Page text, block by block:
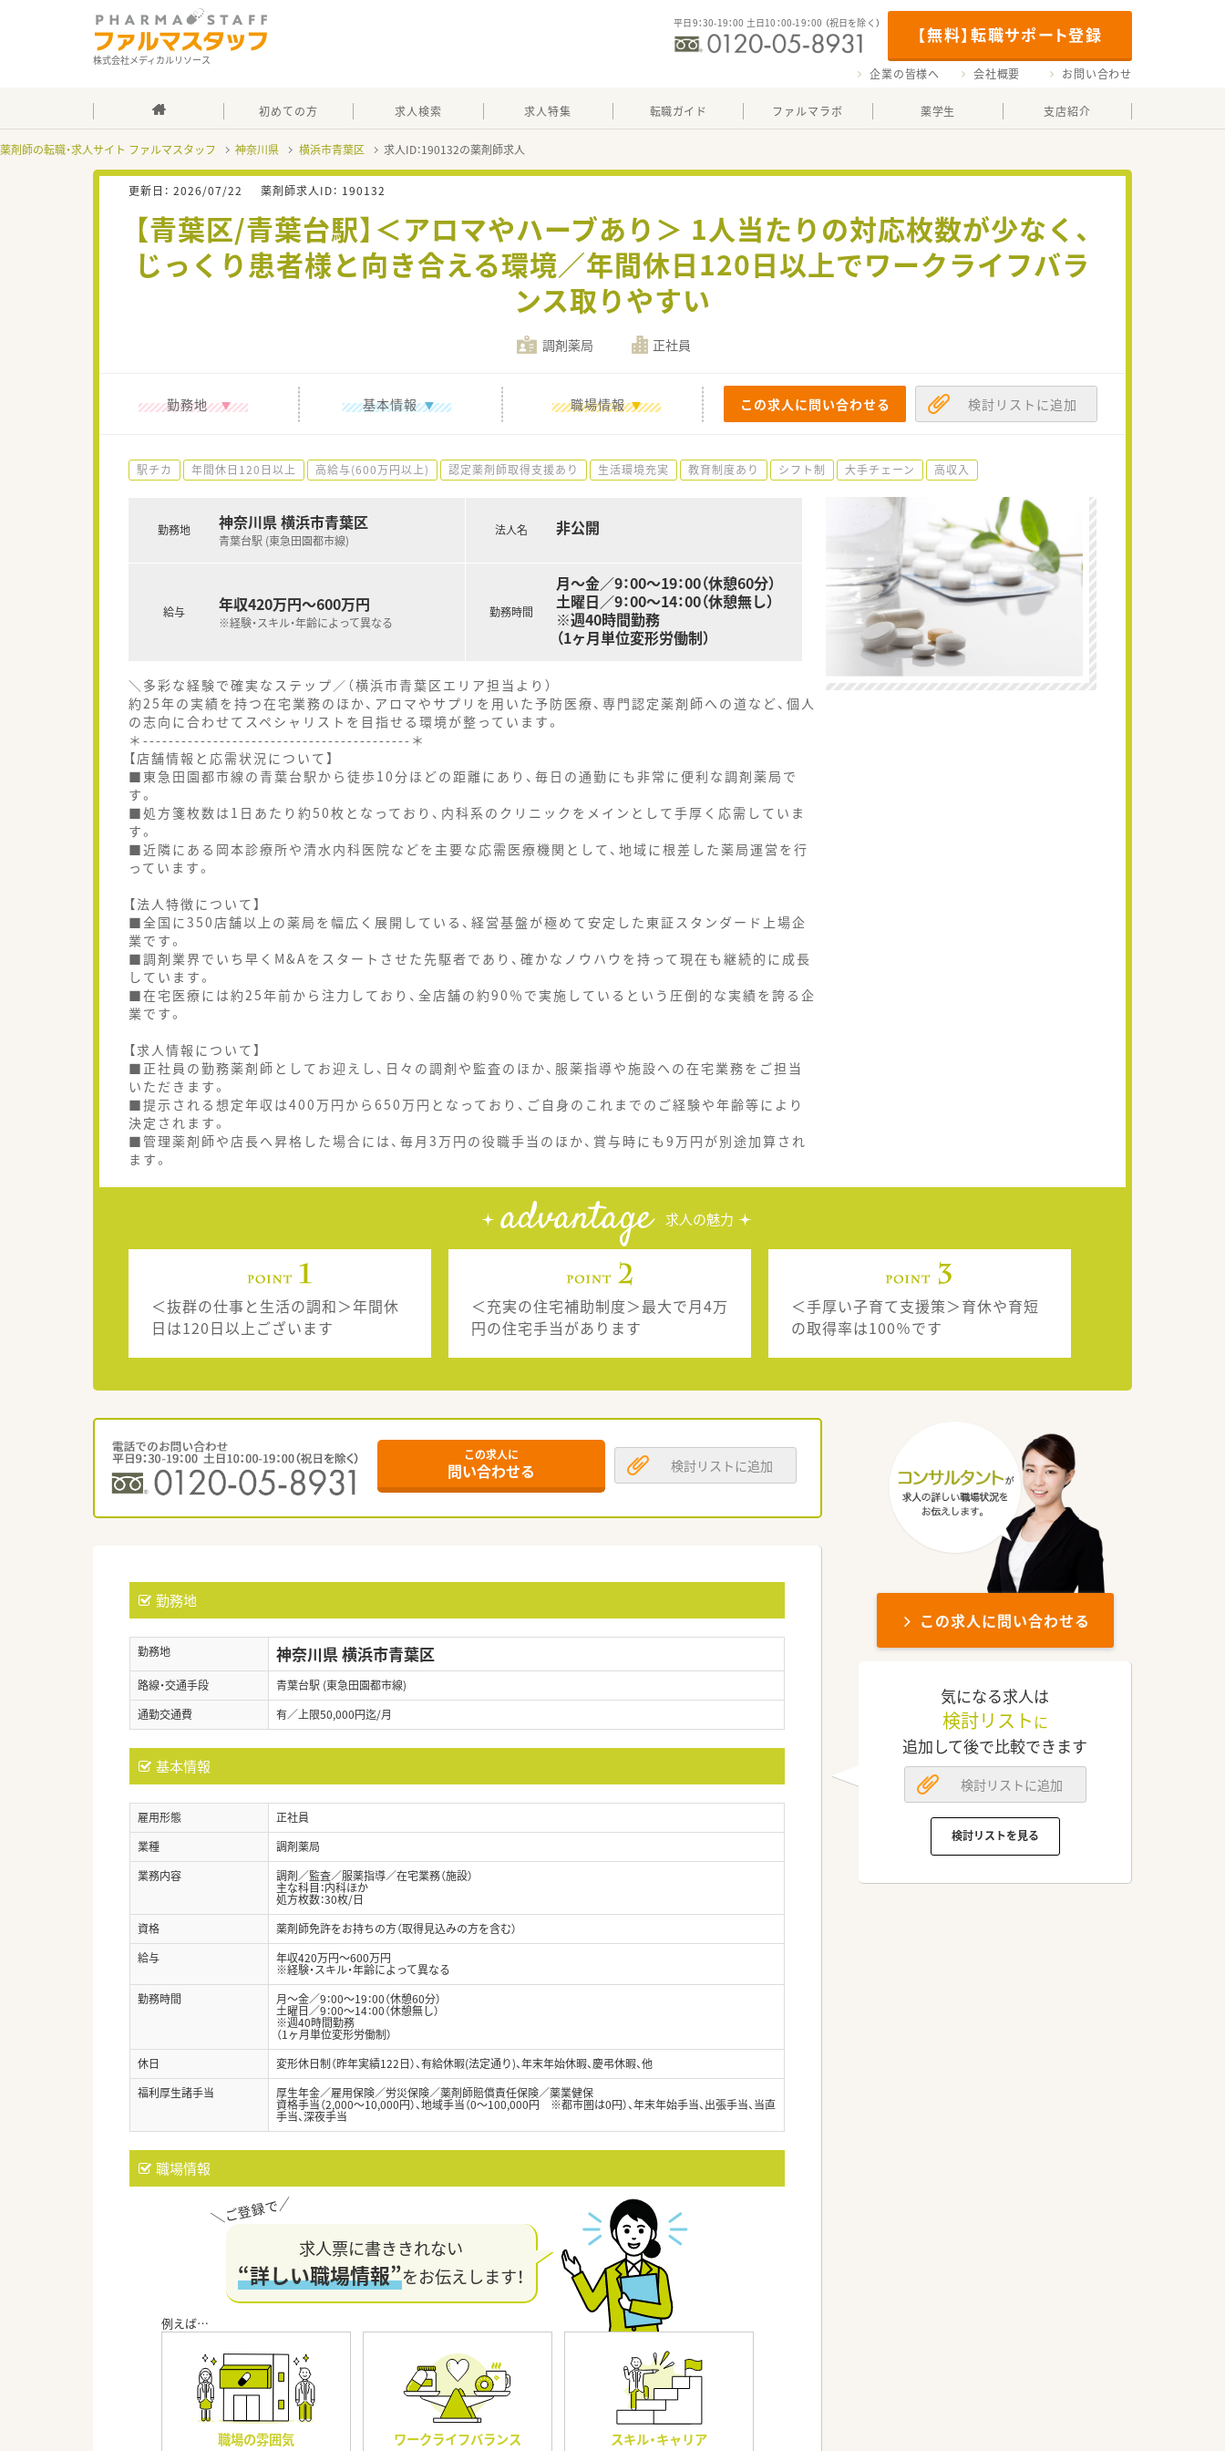
株式会社メディカルリソース
【無料】転職サポート登録
平日9：30-19：00 土日10：00-19：00 （祝日を除く）
企業の皆様へ 会社概要 お問い合わせ
初めての方 求人検索 求人特集 転職ガイド ファルマラボ 薬学生 支店紹介
薬剤師の転職・求人サイト ファルマスタッフ 神奈川県 横浜市青葉区 求人ID：190132の薬剤師求人
更新日： 2026/07/22 薬剤師求人ID： 190132
【青葉区/青葉台駅】＜アロマやハーブあり＞ 1人当たりの対応枚数が少なく、
じっくり患者様と向き合える環境／年間休日120日以上でワークライフバラ
ンス取りやすい
調剤薬局 正社員
勤務地 基本情報 職場情報 この求人に問い合わせる 検討リストに追加
駅チカ 年間休日120日以上 高給与(600万円以上) 認定薬剤師取得支援あり 生活環境充実 教育制度あり シフト制 大手チェーン 高収入
勤務地 神奈川県 横浜市青葉区
青葉台駅 (東急田園都市線)
給与 年収420万円～600万円
※経験・スキル・年齢によって異なる
法人名 非公開
勤務時間
月～金／9：00～19：00（休憩60分）
土曜日／9：00～14：00（休憩無し）
※週40時間勤務
（1ヶ月単位変形労働制）
＼多彩な経験で確実なステップ／（横浜市青葉区エリア担当より）
約25年の実績を持つ在宅業務のほか、アロマやサプリを用いた予防医療、専門認定薬剤師への道など、個人
の志向に合わせてスペシャリストを目指せる環境が整っています。
＊------------------------------------------＊
【店舗情報と応需状況について】
■東急田園都市線の青葉台駅から徒歩10分ほどの距離にあり、毎日の通勤にも非常に便利な調剤薬局で
す。
■処方箋枚数は1日あたり約50枚となっており、内科系のクリニックをメインとして手厚く応需していま
す。
■近隣にある岡本診療所や清水内科医院などを主要な応需医療機関として、地域に根差した薬局運営を行
っています。
【法人特徴について】
■全国に350店舗以上の薬局を幅広く展開している、経営基盤が極めて安定した東証スタンダード上場企
業です。
■調剤業界でいち早くM&Aをスタートさせた先駆者であり、確かなノウハウを持って現在も継続的に成長
しています。
■在宅医療には約25年前から注力しており、全店舗の約90％で実施しているという圧倒的な実績を誇る企
業です。
【求人情報について】
■正社員の勤務薬剤師としてお迎えし、日々の調剤や監査のほか、服薬指導や施設への在宅業務をご担当
いただきます。
■提示される想定年収は400万円から650万円となっており、ご自身のこれまでのご経験や年齢等により
決定されます。
■管理薬剤師や店長へ昇格した場合には、毎月3万円の役職手当のほか、賞与時にも9万円が別途加算され
ます。
advantage 求人の魅力
＜抜群の仕事と生活の調和＞年間休
日は120日以上ございます
＜充実の住宅補助制度＞最大で月4万
円の住宅手当があります
＜手厚い子育て支援策＞育休や育短
の取得率は100％です
この求人に
問い合わせる 検討リストに追加
勤務地
勤務地 神奈川県 横浜市青葉区
路線・交通手段
青葉台駅 (東急田園都市線)
通勤交通費
有／上限50,000円迄/月
基本情報
雇用形態
正社員
業種
調剤薬局
業務内容
調剤／監査／服薬指導／在宅業務（施設）
主な科目：内科ほか
処方枚数：30枚/日
資格
薬剤師免許をお持ちの方（取得見込みの方を含む）
給与
年収420万円～600万円
※経験・スキル・年齢によって異なる
勤務時間
月～金／9：00～19：00（休憩60分）
土曜日／9：00～14：00（休憩無し）
※週40時間勤務
（1ヶ月単位変形労働制）
休日
変形休日制（昨年実績122日）、有給休暇(法定通り)、年末年始休暇、慶弔休暇、他
福利厚生諸手当
厚生年金／雇用保険／労災保険／薬剤師賠償責任保険／薬業健保
資格手当（2,000～10,000円）、地域手当（0～100,000円 ※都市圏は0円）、年末年始手当、出張手当、当直
手当、深夜手当
職場情報
求人票に書ききれない
“詳しい職場情報”をお伝えします！
職場の雰囲気 ワークライフバランス スキル・キャリア
この求人に問い合わせる
気になる求人は
検討リスト に
追加して後で比較できます
検討リストに追加
検討リストを見る